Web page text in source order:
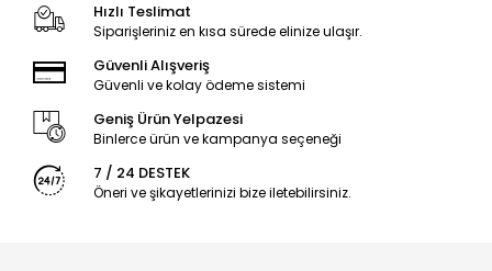
Hızlı Teslimat
Siparişleriniz en kısa sürede elinize ulaşır.
Güvenli Alışveriş
Güvenli ve kolay ödeme sistemi
Geniş Ürün Yelpazesi
Binlerce ürün ve kampanya seçeneği
7 / 24 DESTEK
Öneri ve şikayetlerinizi bize iletebilirsiniz.